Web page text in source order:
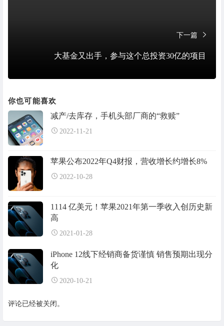
下一篇
大基金又出手，参与这个总投资30亿的项目
你也可能喜欢
减产/去库存，手机头部厂商的“救赎”
2022-11-21
苹果公布2022年Q4财报，营收增长约增长8%
2022-10-28
1114 亿美元！苹果2021年第一季收入创历史新
高
2021-01-28
iPhone 12线下经销商备货谨慎 销售预期出现分
化
2020-10-21
评论已经被关闭。